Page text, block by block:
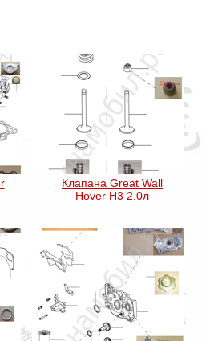
Клапана Great Wall
Hover H3 2.0л